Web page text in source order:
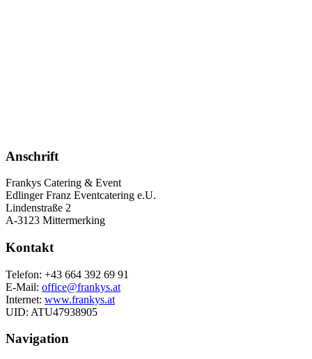
Anschrift
Frankys Catering & Event
Edlinger Franz Eventcatering e.U.
Lindenstraße 2
A-3123 Mittermerking
Kontakt
Telefon: +43 664 392 69 91
E-Mail: office@frankys.at
Internet: www.frankys.at
UID: ATU47938905
Navigation